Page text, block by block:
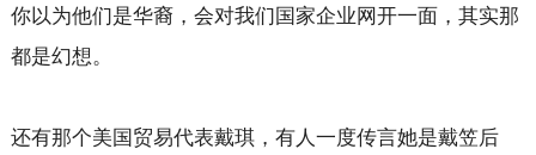
你以为他们是华裔，会对我们国家企业网开一面，其实那
都是幻想。
还有那个美国贸易代表戴琪，有人一度传言她是戴笠后